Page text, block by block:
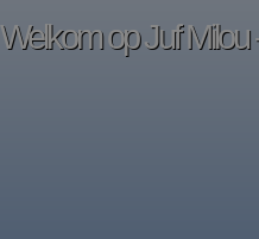
Welkom op Juf Milou